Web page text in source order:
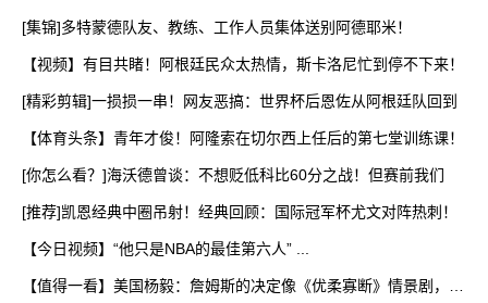
[集锦]多特蒙德队友、教练、工作人员集体送别阿德耶米！
【视频】有目共睹！阿根廷民众太热情，斯卡洛尼忙到停不下来！
[精彩剪辑]一损损一串！网友恶搞：世界杯后恩佐从阿根廷队回到
【体育头条】青年才俊！阿隆索在切尔西上任后的第七堂训练课！
[你怎么看？]海沃德曾谈：不想贬低科比60分之战！但赛前我们
[推荐]凯恩经典中圈吊射！经典回顾：国际冠军杯尤文对阵热刺！
【今日视频】“他只是NBA的最佳第六人” ...
【值得一看】美国杨毅：詹姆斯的决定像《优柔寡断》情景剧，为